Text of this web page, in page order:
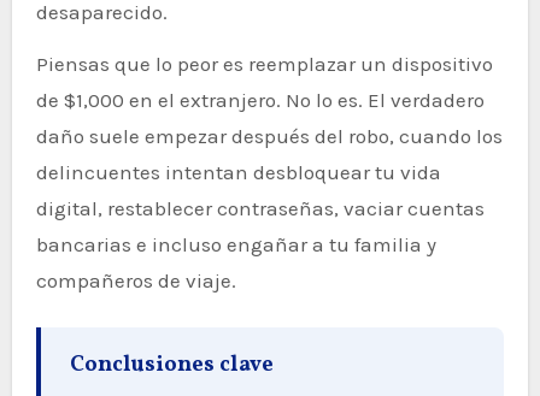
desaparecido.
Piensas que lo peor es reemplazar un dispositivo
de $1,000 en el extranjero. No lo es. El verdadero
daño suele empezar después del robo, cuando los
delincuentes intentan desbloquear tu vida
digital, restablecer contraseñas, vaciar cuentas
bancarias e incluso engañar a tu familia y
compañeros de viaje.
Conclusiones clave